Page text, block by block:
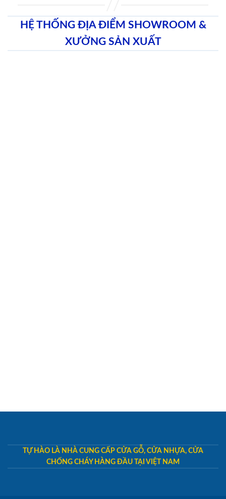
HỆ THỐNG ĐỊA ĐIỂM SHOWROOM &
XƯỞNG SẢN XUẤT
TỰ HÀO LÀ NHÀ CUNG CẤP CỬA GỖ, CỬA NHỰA, CỬA
CHỐNG CHÁY HÀNG ĐẦU TẠI VIỆT NAM